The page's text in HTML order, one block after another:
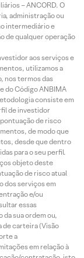
– ANCORD. O
administração ou
intermediário e
de qualquer operação
aos serviços e
utilizamos a
nos termos das
do Código ANBIMA
consiste em
de investidor
de risco
de modo que
desde que dentro
para o seu perfil.
objeto deste
de risco atual
dos serviços em
e/ou
essas
sua ordem ou,
de carteira (Visão
a
em relação à